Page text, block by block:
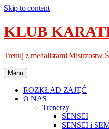
Skip to content
KLUB
Trenuj z medalistami Mistrzostw
Menu
ROZKŁAD ZAJĘĆ
O NAS
Trenerzy
SENSEI
SENSEI i